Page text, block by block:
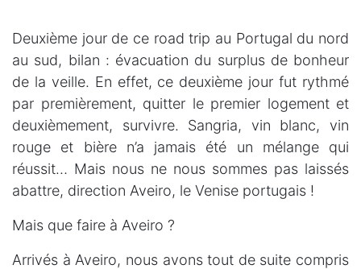
Deuxième jour de ce road trip au Portugal du nord
au sud, bilan : évacuation du surplus de bonheur
de la veille. En effet, ce deuxième jour fut rythmé
par premièrement, quitter le premier logement et
deuxièmement, survivre. Sangria, vin blanc, vin
rouge et bière n’a jamais été un mélange qui
réussit… Mais nous ne nous sommes pas laissés
abattre, direction Aveiro, le Venise portugais !
Mais que faire à Aveiro ?
Arrivés à Aveiro, nous avons tout de suite compris